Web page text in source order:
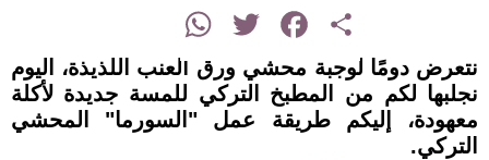
Share
Facebook
Twitter
WhatsApp
نتعرض دومًا لوجبة محشي ورق العنب اللذيذة، اليوم
نجلبها لكم من المطبخ التركي للمسة جديدة لأكلة
معهودة، إليكم طريقة عمل "السورما" المحشي
التركي.